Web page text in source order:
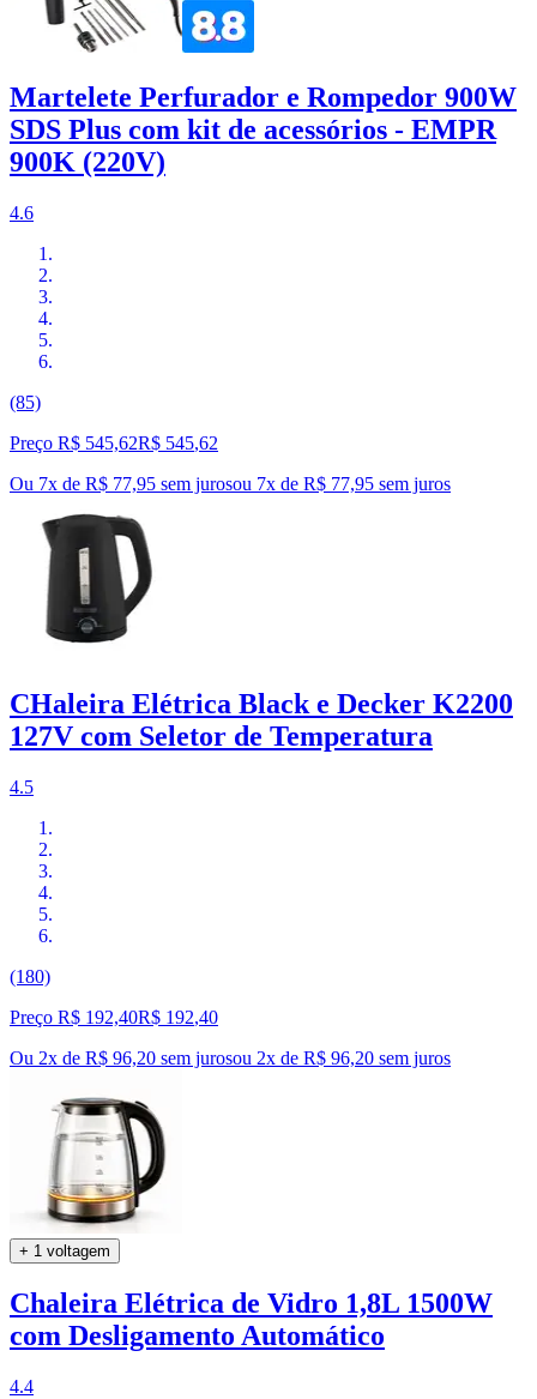
Martelete Perfurador e Rompedor 900W
SDS Plus com kit de acessórios - EMPR
900K (220V)
4.6
(85)
Preço R$ 545,62R$ 545,62
Ou 7x de R$ 77,95 sem jurosou 7x de R$ 77,95 sem juros
CHaleira Elétrica Black e Decker K2200
127V com Seletor de Temperatura
4.5
(180)
Preço R$ 192,40R$ 192,40
Ou 2x de R$ 96,20 sem jurosou 2x de R$ 96,20 sem juros
+ 1 voltagem
Chaleira Elétrica de Vidro 1,8L 1500W
com Desligamento Automático
4.4